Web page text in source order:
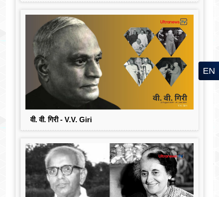
वी. वी. गिरी - V.V. Giri
EN